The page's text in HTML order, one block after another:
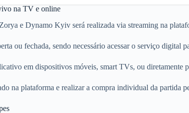
na TV e online
e Dynamo Kyiv será realizada via streaming na
ou fechada, sendo necessário acessar o serviço digital
em dispositivos móveis, smart TVs, ou diretamente
na plataforma e realizar a compra individual da partida